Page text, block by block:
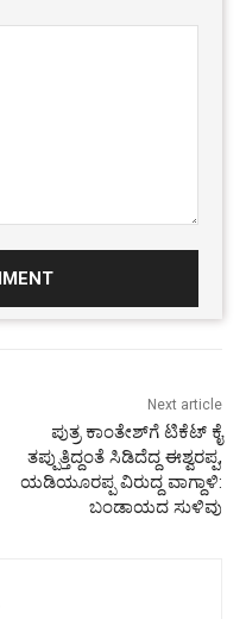
Next article
ಪುತ್ರ ಕಾಂತೇಶ್‌ಗೆ ಟಿಕೆಟ್ ಕೈ
ತಪ್ಪುತ್ತಿದ್ದಂತೆ ಸಿಡಿದೆದ್ದ ಈಶ್ವರಪ್ಪ,
ಯಡಿಯೂರಪ್ಪ ವಿರುದ್ದ ವಾಗ್ದಾಳಿ:
ಬಂಡಾಯದ ಸುಳಿವು